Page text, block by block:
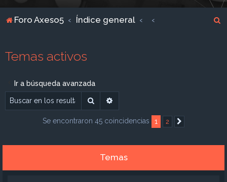
Foro Axeso5 Índice general
Temas activos
Ir a búsqueda avanzada
Buscar
Se encontraron 45 coincidencias 1 2
Temas